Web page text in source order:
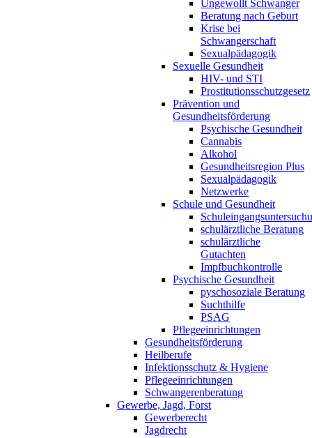
Ungewollt Schwanger
Beratung nach Geburt
Krise bei
Schwangerschaft
Sexualpädagogik
Sexuelle Gesundheit
HIV- und STI
Prostitutionsschutzgesetz
Prävention und
Gesundheitsförderung
Psychische Gesundheit
Cannabis
Alkohol
Gesundheitsregion Plus
Sexualpädagogik
Netzwerke
Schule und Gesundheit
schulärztliche Beratung
schulärztliche
Gutachten
Impfbuchkontrolle
Psychische Gesundheit
pyschosoziale Beratung
Suchthilfe
PSAG
Pflegeeinrichtungen
Gesundheitsförderung
Heilberufe
Infektionsschutz & Hygiene
Pflegeeinrichtungen
Schwangerenberatung
Gewerbe, Jagd, Forst
Gewerberecht
Jagdrecht